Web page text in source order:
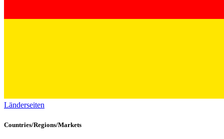
Länderseiten
Countries/Regions/Markets